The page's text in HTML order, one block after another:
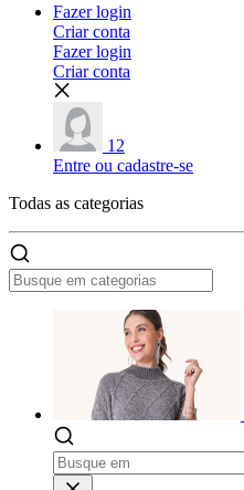
Fazer login
Criar conta
Fazer login
Criar conta
12
Entre ou cadastre-se
Todas as categorias